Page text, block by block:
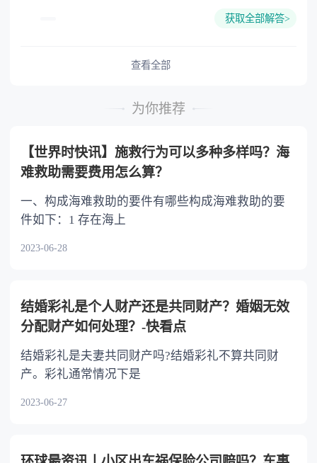
或者与被继承人共同生活的继承人，分配遗产
的继承人，不尽扶养义务的，分配遗产时，应当
获取全部解答>
查看全部
为你推荐
【世界时快讯】施救行为可以多种多样吗？海
难救助需要费用怎么算？
一、构成海难救助的要件有哪些构成海难救助的要
件如下：1 存在海上
2023-06-28
结婚彩礼是个人财产还是共同财产？婚姻无效
分配财产如何处理？-快看点
结婚彩礼是夫妻共同财产吗?结婚彩礼不算共同财
产。彩礼通常情况下是
2023-06-27